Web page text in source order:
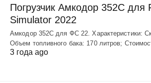
Погрузчик Амкодор 352С для
Simulator 2022
Амкодор 352С для ФС 22. Характеристики:
Объем топливного бака: 170 литров;
3 года ago